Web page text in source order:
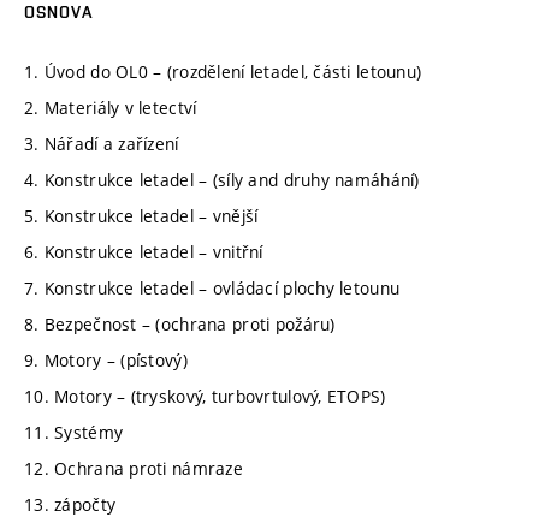
OSNOVA
1. Úvod do OL0 – (rozdělení letadel, části letounu)
2. Materiály v letectví
3. Nářadí a zařízení
4. Konstrukce letadel – (síly and druhy namáhání)
5. Konstrukce letadel – vnější
6. Konstrukce letadel – vnitřní
7. Konstrukce letadel – ovládací plochy letounu
8. Bezpečnost – (ochrana proti požáru)
9. Motory – (pístový)
10. Motory – (tryskový, turbovrtulový, ETOPS)
11. Systémy
12. Ochrana proti námraze
13. zápočty